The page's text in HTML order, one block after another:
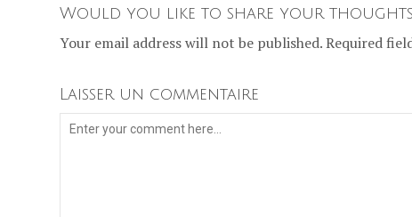
Would you like to share your
Your email address will not be published. Required
Laisser un commentaire